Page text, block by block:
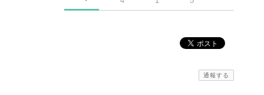
通報する